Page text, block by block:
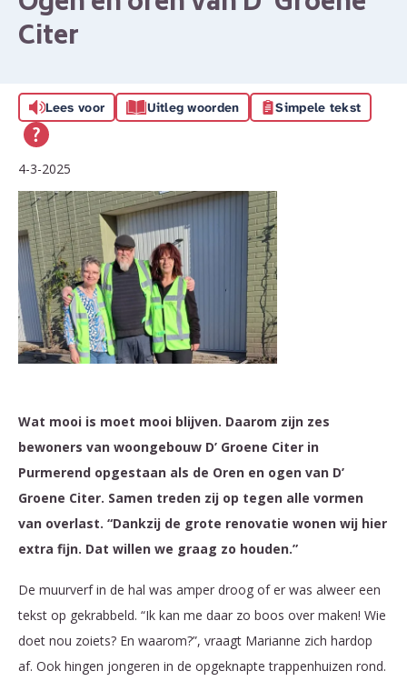
Citer
Lees voor Uitleg woorden Simpele tekst
4-3-2025
Wat mooi is moet mooi blijven. Daarom zijn zes
bewoners van woongebouw D’ Groene Citer in
Purmerend opgestaan als de Oren en ogen van D’
Groene Citer. Samen treden zij op tegen alle vormen
van overlast. “Dankzij de grote renovatie wonen wij hier
extra fijn. Dat willen we graag zo houden.”
De muurverf in de hal was amper droog of er was alweer een
tekst op gekrabbeld. “Ik kan me daar zo boos over maken! Wie
doet nou zoiets? En waarom?”, vraagt Marianne zich hardop
af. Ook hingen jongeren in de opgeknapte trappenhuizen rond.